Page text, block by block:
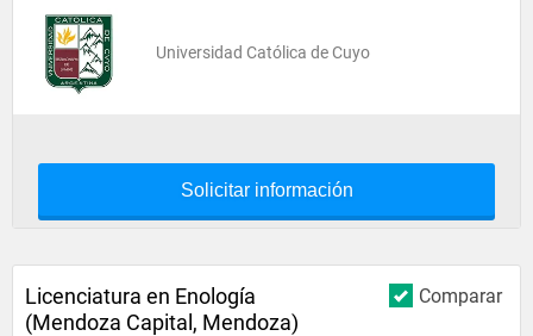
Universidad Católica de Cuyo
Solicitar información
Comparar
Licenciatura en Enología
(Mendoza Capital, Mendoza)